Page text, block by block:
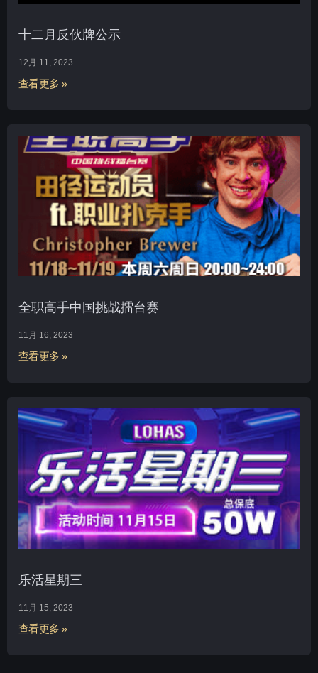
十二月反伙牌公示
12月 11, 2023
查看更多 »
全职高手中国挑战擂台赛
11月 16, 2023
查看更多 »
乐活星期三
11月 15, 2023
查看更多 »